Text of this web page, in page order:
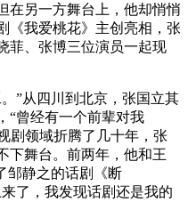
在另一方舞台上，他却悄悄
《我爱桃花》主创亮相，张
菲、张博三位演员一起现
”从四川到北京，张国立其
“曾经有一个前辈对我
剧领域折腾了几十年，张
下舞台。前两年，他和王
邹静之的话剧《断
了，我发现话剧还是我的